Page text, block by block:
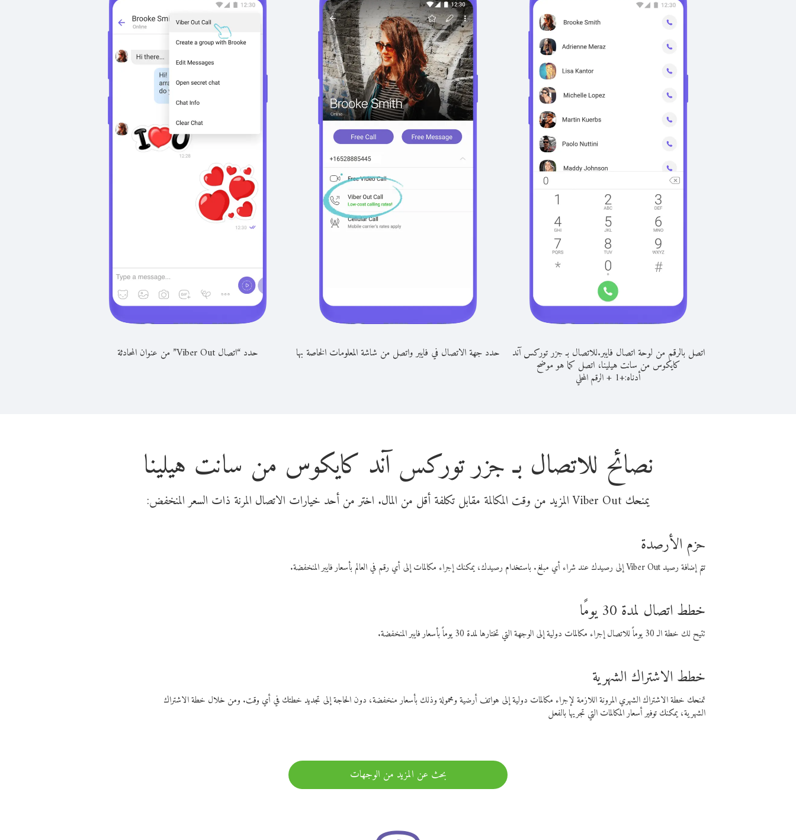
اتصل بالرقم من لوحة اتصال فايبر.للاتصال بـ جزر توركس آند
كايكوس من سانت هيلينا، اتصل كما هو موضح
أدناه:+
1
+الرقم المحلي
حدد جهة الاتصال في فايبر واتصل من شاشة المعلومات الخاصة بها حدد “اتصال Viber Out” من عنوان المحادثة
نصائح للاتصال بـ جزر توركس آند كايكوس من سانت هيلينا
يمنحك Viber Out المزيد من وقت المكالمة مقابل تكلفة أقل من المال. اختر من أحد خيارات الاتصال المرنة ذات السعر المنخفض:
حزم الأرصدة
تتم إضافة رصيد Viber Out إلى رصيدك عند شراء أي مبلغ. باستخدام رصيدك، يمكنك إجراء مكالمات إلى أي رقم في العالم بأسعار فايبر المنخفضة.
خطط اتصال لمدة 30 يومًا
تتيح لك خطة الـ 30 يوماً للاتصال إجراء مكالمات دولية إلى الوجهة التي تختارها لمدة 30 يوماً بأسعار فايبر المنخفضة.
خطط الاشتراك الشهرية
تمنحك خطة الاشتراك الشهري المرونة اللازمة لإجراء مكالمات دولية إلى هواتف أرضية ومحمولة وذلك بأسعار منخفضة، دون الحاجة إلى تجديد خطتك في أي وقت. ومن خلال خطة الاشتراك
الشهرية، يمكنك توفير أسعار المكالمات التي تجريها بالفعل
بحث عن المزيد من الوجهات